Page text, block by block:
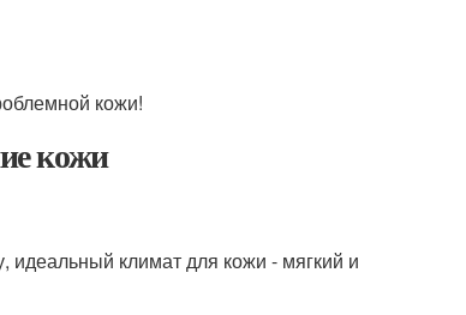
кожи!
кожи
климат для кожи - мягкий и